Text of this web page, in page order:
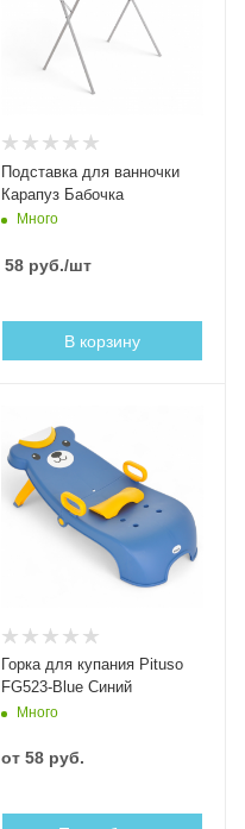
Подставка для ванночки
Карапуз Бабочка
Много
58руб./шт
В корзину
Горка для купания Pituso
FG523-Blue Синий
Много
от 58 руб.